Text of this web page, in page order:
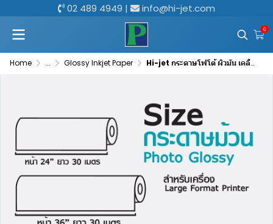
02 489 4949 | info@hi-jet.com
0
Home ... Glossy Inkjet Paper Hi-jet กระดาษโฟโต้ ผิวมัน เคลือบด้านหลังพิเศษ 190 แกรม แบบม้วน INKJET GLOSSY